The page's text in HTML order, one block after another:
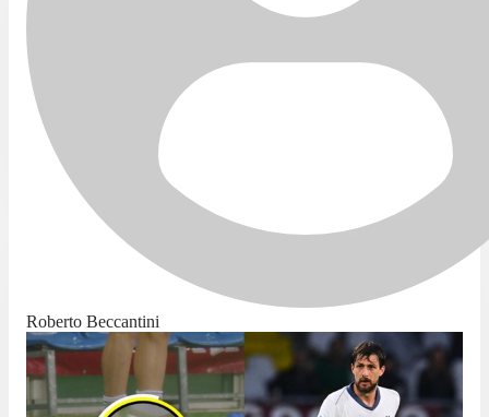
Roberto Beccantini